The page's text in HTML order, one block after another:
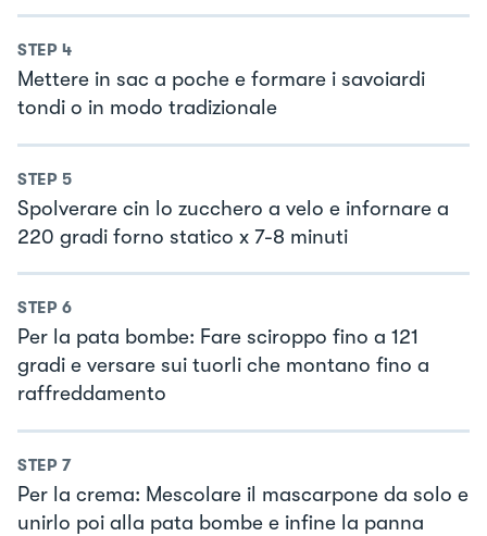
STEP 4
Mettere in sac a poche e formare i savoiardi
tondi o in modo tradizionale
STEP 5
Spolverare cin lo zucchero a velo e infornare a
220 gradi forno statico x 7-8 minuti
STEP 6
Per la pata bombe: Fare sciroppo fino a 121
gradi e versare sui tuorli che montano fino a
raffreddamento
STEP 7
Per la crema: Mescolare il mascarpone da solo e
unirlo poi alla pata bombe e infine la panna